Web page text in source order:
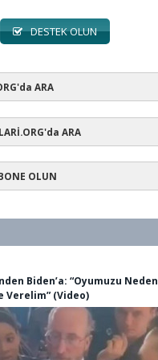
DESTEK OLUN
ARA
ARA
OLUN
Biden’a: “Oyumuzu Neden
Verelim” (Video)